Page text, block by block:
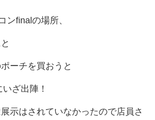
ンfinalの場所、
ーチを買おうと
ざ出陣！
示はされていなかったので店員さ